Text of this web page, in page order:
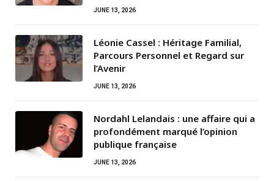
JUNE 13, 2026
Léonie Cassel : Héritage Familial,
Parcours Personnel et Regard sur
l’Avenir
JUNE 13, 2026
Nordahl Lelandais : une affaire qui a
profondément marqué l’opinion
publique française
JUNE 13, 2026